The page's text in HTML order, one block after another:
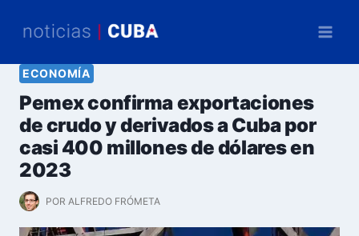
ECONOMÍA
Pemex confirma exportaciones
de crudo y derivados a Cuba por
casi 400 millones de dólares en
2023
POR ALFREDO FRÓMETA